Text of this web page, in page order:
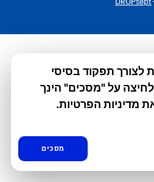
לצורך תפקוד בסיסי
על "מסכים" הינך
מדיניות הפרטיות.
מסכים
DROPsept